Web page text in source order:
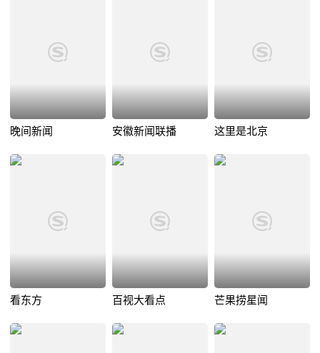
晚间新闻 安徽新闻联播 这里是北京
看东方 百视大看点 芒果捞星闻